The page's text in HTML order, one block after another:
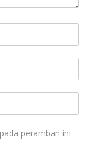
peramban ini